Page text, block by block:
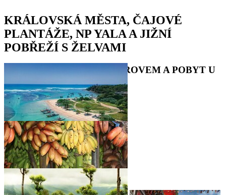
KRÁLOVSKÁ MĚSTA, ČAJOVÉ
PLANTÁŽE, NP YALA A JIŽNÍ
POBŘEŽÍ S ŽELVAMI
POZNÁVACÍ OKRUH OSTROVEM A POBYT U
•••••••••••••••••••